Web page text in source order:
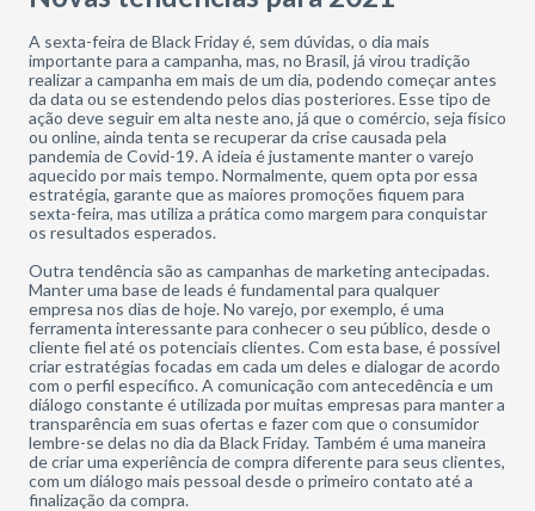
A sexta-feira de Black Friday é, sem dúvidas, o dia mais
importante para a campanha, mas, no Brasil, já virou tradição
realizar a campanha em mais de um dia, podendo começar antes
da data ou se estendendo pelos dias posteriores. Esse tipo de
ação deve seguir em alta neste ano, já que o comércio, seja físico
ou online, ainda tenta se recuperar da crise causada pela
pandemia de Covid-19. A ideia é justamente manter o varejo
aquecido por mais tempo. Normalmente, quem opta por essa
estratégia, garante que as maiores promoções fiquem para
sexta-feira, mas utiliza a prática como margem para conquistar
os resultados esperados.
Outra tendência são as campanhas de marketing antecipadas.
Manter uma base de leads é fundamental para qualquer
empresa nos dias de hoje. No varejo, por exemplo, é uma
ferramenta interessante para conhecer o seu público, desde o
cliente fiel até os potenciais clientes. Com esta base, é possível
criar estratégias focadas em cada um deles e dialogar de acordo
com o perfil específico. A comunicação com antecedência e um
diálogo constante é utilizada por muitas empresas para manter a
transparência em suas ofertas e fazer com que o consumidor
lembre-se delas no dia da Black Friday. Também é uma maneira
de criar uma experiência de compra diferente para seus clientes,
com um diálogo mais pessoal desde o primeiro contato até a
finalização da compra.